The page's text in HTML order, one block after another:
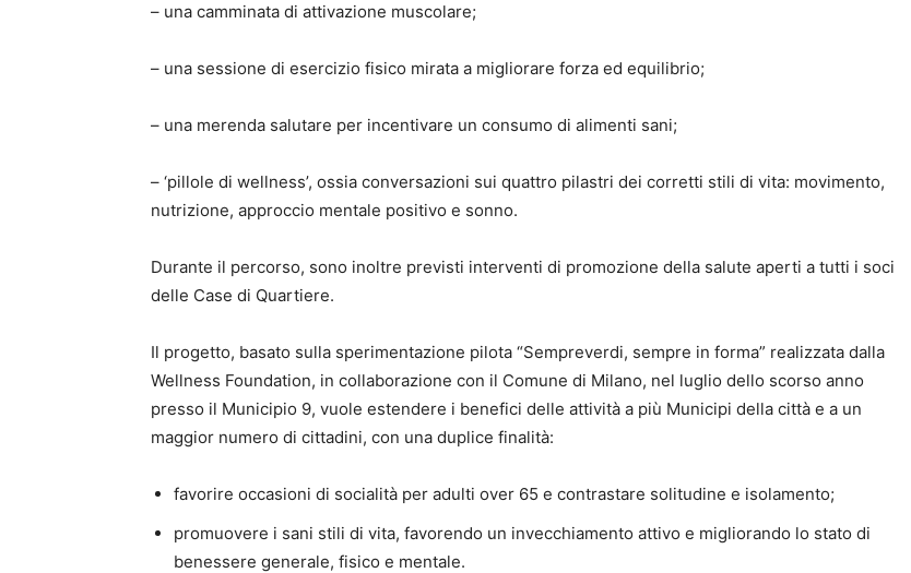
– una camminata di attivazione muscolare;
– una sessione di esercizio fisico mirata a migliorare forza ed equilibrio;
– una merenda salutare per incentivare un consumo di alimenti sani;
– ‘pillole di wellness’, ossia conversazioni sui quattro pilastri dei corretti stili di vita: movimento,
nutrizione, approccio mentale positivo e sonno.
Durante il percorso, sono inoltre previsti interventi di promozione della salute aperti a tutti i soci
delle Case di Quartiere.
Il progetto, basato sulla sperimentazione pilota “Sempreverdi, sempre in forma” realizzata dalla
Wellness Foundation, in collaborazione con il Comune di Milano, nel luglio dello scorso anno
presso il Municipio 9, vuole estendere i benefici delle attività a più Municipi della città e a un
maggior numero di cittadini, con una duplice finalità:
favorire occasioni di socialità per adulti over 65 e contrastare solitudine e isolamento;
promuovere i sani stili di vita, favorendo un invecchiamento attivo e migliorando lo stato di
benessere generale, fisico e mentale.